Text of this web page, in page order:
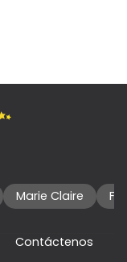
Marie Claire
Contáctenos